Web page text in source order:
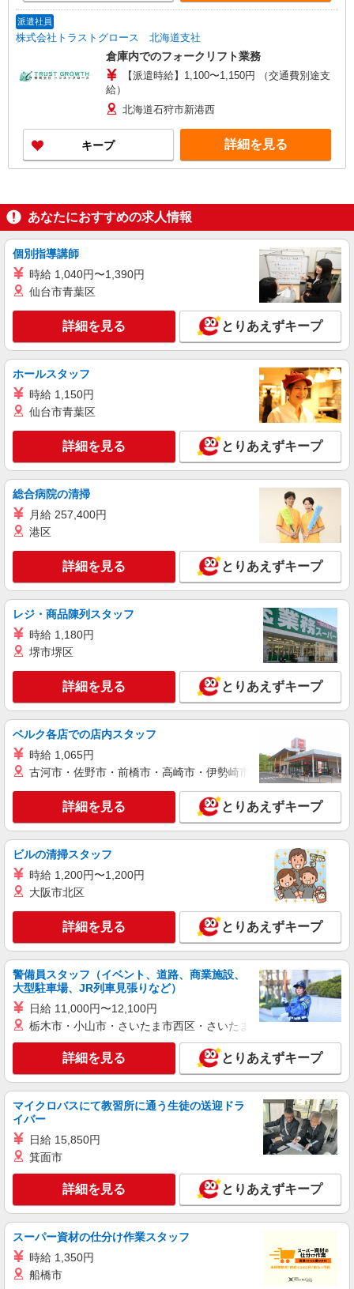
派遣社員
株式会社トラストグロース 北海道支社
倉庫内でのフォークリフト業務
【派遣時給】1,100〜1,150円 （交通費別途支
給）
北海道石狩市新港西
キープ 詳細を見る
あなたにおすすめの求人情報
個別指導講師
時給 1,040円〜1,390円
仙台市青葉区
詳細を見る とりあえずキープ
ホールスタッフ
時給 1,150円
仙台市青葉区
詳細を見る とりあえずキープ
総合病院の清掃
月給 257,400円
港区
詳細を見る とりあえずキープ
レジ・商品陳列スタッフ
時給 1,180円
堺市堺区
詳細を見る とりあえずキープ
ベルク各店での店内スタッフ
時給 1,065円
古河市・佐野市・前橋市・高崎市・伊勢崎市・太田市・館林市
詳細を見る とりあえずキープ
ビルの清掃スタッフ
時給 1,200円〜1,200円
大阪市北区
詳細を見る とりあえずキープ
警備員スタッフ（イベント、道路、商業施設、
大型駐車場、JR列車見張りなど）
日給 11,000円〜12,100円
栃木市・小山市・さいたま市西区・さいたま市岩槻区・久喜市・
詳細を見る とりあえずキープ
マイクロバスにて教習所に通う生徒の送迎ドラ
イバー
日給 15,850円
箕面市
詳細を見る とりあえずキープ
スーパー資材の仕分け作業スタッフ
時給 1,350円
船橋市